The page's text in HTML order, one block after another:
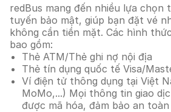
redBus mang đến nhiều lựa
tuyến bảo mật, giúp bạn đặt vé
không cần tiền mặt. Các hình
bao gồm:
Thẻ ATM/Thẻ ghi nợ nội địa
Thẻ tín dụng quốc tế Visa/
Ví điện tử thông dụng tại Việt
MoMo,...) Mọi thông tin giao
được mã hóa, đảm bảo an